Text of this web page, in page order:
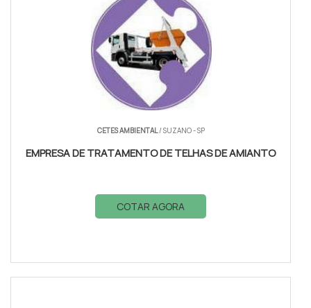
CETES AMBIENTAL/ SUZANO - SP
EMPRESA DE TRATAMENTO DE TELHAS DE AMIANTO
COTAR AGORA